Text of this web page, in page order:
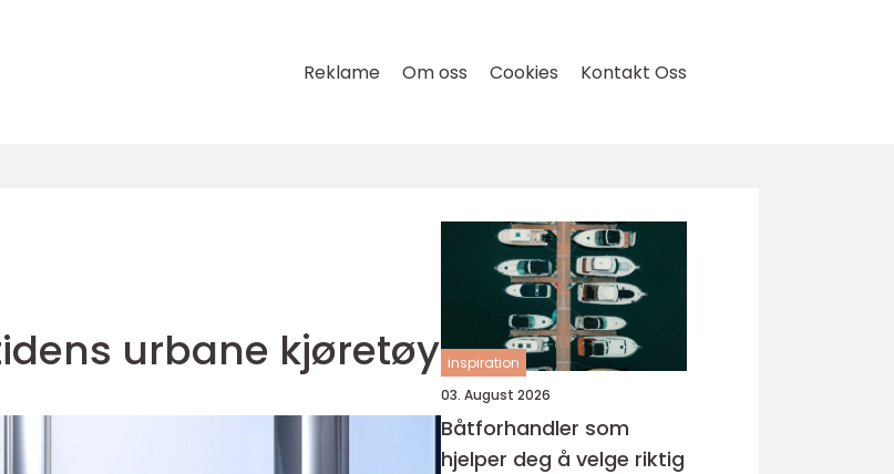
Reklame Om oss Cookies Kontakt Oss
urbane kjøretøy inspiration
03. August 2026
Båtforhandler som
hjelper deg å velge riktig